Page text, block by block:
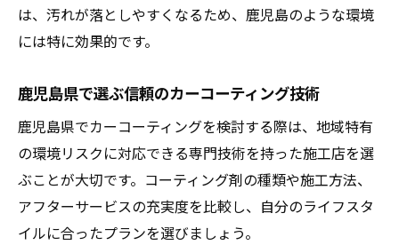
は、汚れが落としやすくなるため、鹿児島のような環境
には特に効果的です。
鹿児島県で選ぶ信頼のカーコーティング技術
鹿児島県でカーコーティングを検討する際は、地域特有
の環境リスクに対応できる専門技術を持った施工店を選
ぶことが大切です。コーティング剤の種類や施工方法、
アフターサービスの充実度を比較し、自分のライフスタ
イルに合ったプランを選びましょう。